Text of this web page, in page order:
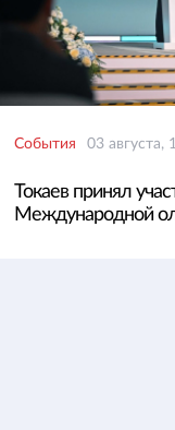
События 03 августа,
Токаев принял
Международной